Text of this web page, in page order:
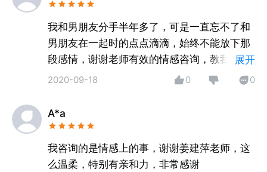
我和男朋友分手半年多了，可是一直忘不了和
男朋友在一起时的点点滴滴，始终不能放下那
段感情，谢谢老师有效的情感咨询，教我学会
放下
展开
2020-09-18 0 0
A*a
我咨询的是情感上的事，谢谢姜建萍老师，这
么温柔，特别有亲和力，非常感谢